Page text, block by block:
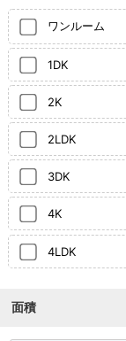
ワンルーム
1DK
2K
2LDK
3DK
4K
4LDK
面積